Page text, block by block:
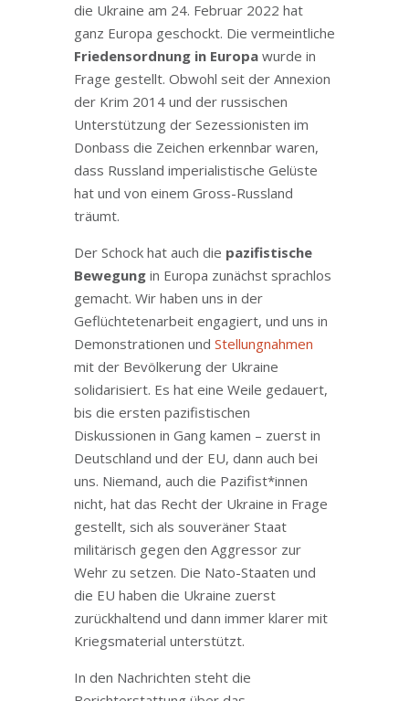
die Ukraine am 24. Februar 2022 hat
ganz Europa geschockt. Die vermeintliche
Friedensordnung in Europawurde in
Frage gestellt. Obwohl seit der Annexion
der Krim 2014 und der russischen
Unterstützung der Sezessionisten im
Donbass die Zeichen erkennbar waren,
dass Russland imperialistische Gelüste
hat und von einem Gross-Russland
träumt.
Der Schock hat auch die pazifistische
Bewegungin Europa zunächst sprachlos
gemacht. Wir haben uns in der
Geflüchtetenarbeit engagiert, und uns in
Demonstrationen und Stellungnahmen
mit der Bevölkerung der Ukraine
solidarisiert. Es hat eine Weile gedauert,
bis die ersten pazifistischen
Diskussionen in Gang kamen – zuerst in
Deutschland und der EU, dann auch bei
uns. Niemand, auch die Pazifist*innen
nicht, hat das Recht der Ukraine in Frage
gestellt, sich als souveräner Staat
militärisch gegen den Aggressor zur
Wehr zu setzen. Die Nato-Staaten und
die EU haben die Ukraine zuerst
zurückhaltend und dann immer klarer mit
Kriegsmaterial unterstützt.
In den Nachrichten steht die